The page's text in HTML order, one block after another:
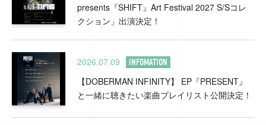
presents『SHIFT』Art Festival 2027 S/Sコレ
クション」出演決定！
2026.07.09 INFOMATION
【DOBERMAN INFINITY】 EP『PRESENT』
と一緒に聴きたい楽曲プレイリスト公開決定！